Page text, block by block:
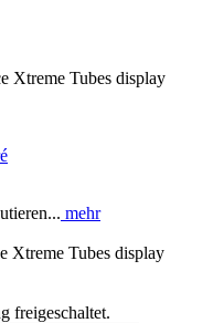
Xtreme Tubes display
mehr
Xtreme Tubes display
freigeschaltet.